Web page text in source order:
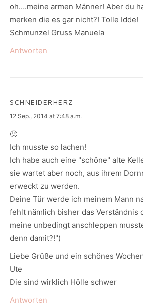
oh….meine armen Männer! Aber du
merken die es gar nicht?! Tolle Idde!
Schmunzel Gruss Manuela
Antworten
SCHNEIDERHERZ
says:
12 Sep., 2014 at 7:48 a.m.
🙂
Ich musste so lachen!
Ich habe auch eine "schöne" alte
sie wartet aber noch, aus ihrem
erweckt zu werden.
Deine Tür werde ich meinem Mann
fehlt nämlich bisher das Verständnis
meine unbedingt anschleppen
denn damit?!")
Liebe Grüße und ein schönes
Ute
Die sind wirklich Hölle schwer
Antworten